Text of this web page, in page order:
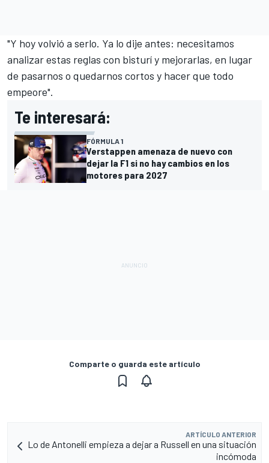
"Y hoy volvió a serlo. Ya lo dije antes: necesitamos
analizar estas reglas con bisturí y mejorarlas, en lugar
de pasarnos o quedarnos cortos y hacer que todo
empeore".
Te interesará:
FÓRMULA 1
Verstappen amenaza de nuevo con
dejar la F1 si no hay cambios en los
motores para 2027
Comparte o guarda este artículo
ARTÍCULO ANTERIOR
Lo de Antonelli empieza a dejar a Russell en una situación
incómoda